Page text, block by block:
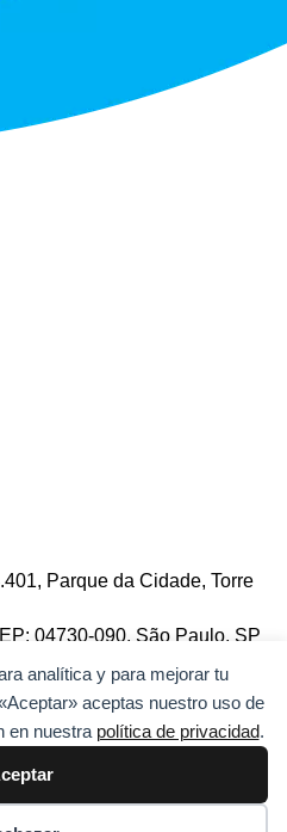
analítica y para mejorar tu
aceptas nuestro uso de
en nuestra política de privacidad.
Parque da Cidade, Torre
04730-090, São Paulo, SP
reservados.Mapa del